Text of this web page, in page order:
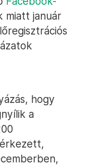
miatt január
hogy
a